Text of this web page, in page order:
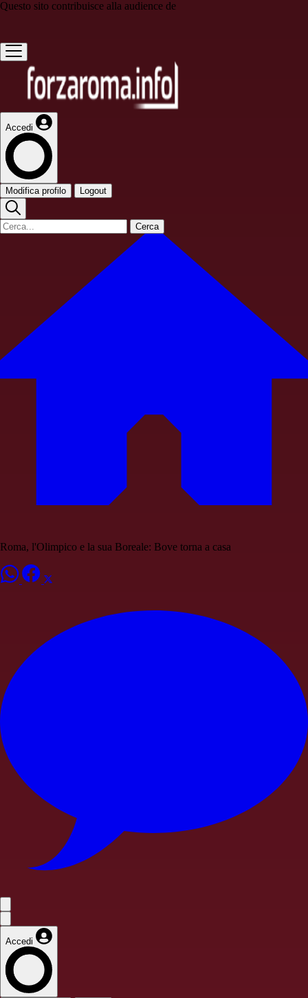
Questo sito contribuisce alla audience de
Accedi
Modifica profilo Logout
Cerca
Roma, l'Olimpico e la sua Boreale: Bove torna a casa
Accedi